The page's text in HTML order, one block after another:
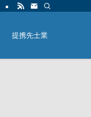
提携先士業